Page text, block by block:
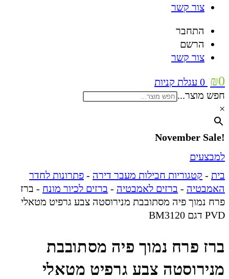
צור קשר
התחבר
הרשם
צור קשר
₪0
0 עגלת קניות
חפש מוצר...
×
!November Sale
למבצעים
בית - קטגוריות חבילות מעבר דירה - פתרונות לחדר
האמבטיה - ברזים לאמבטיה - ברזים לכיור מונח - ברז
פרח נמוך פיה מסתובבת מנירוסטה צבע גרפיט מטאלי
PVD דגם BM3120
ברז פרח נמוך פיה מסתובבת
מנירוסטה צבע גרפיט מטאלי